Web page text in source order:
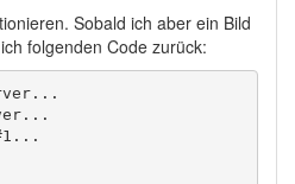
Sobald ich aber ein Bild
folgenden Code zurück: